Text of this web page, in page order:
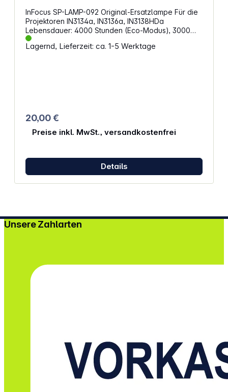
InFocus SP-LAMP-092 Original-Ersatzlampe Für die
Projektoren IN3134a, IN3136a, IN3138HDa
Lebensdauer: 4000 Stunden (Eco-Modus), 3000
Stunden (normaler Modus) Passend
für:InFocusIN3134a, IN3136a, IN3138HDa
Lagernd, Lieferzeit: ca. 1-5 Werktage
20,00 €
Preise inkl. MwSt., versandkostenfrei
Details
Unsere Zahlarten